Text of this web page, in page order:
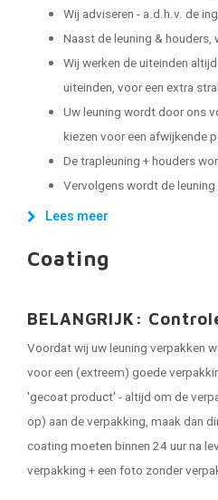
Wij adviseren - a.d.h.v. de
Naast de leuning &
Wij werken de uiteinden
uiteinden, voor een extra
Uw leuning wordt door ons
kiezen voor een afwijkende
De trapleuning + houders
Vervolgens wordt de
Lees meer
Coating
BELANGRIJK:
Voordat wij uw leuning verpakken
voor een (extreem) goede
'gecoat product' - altijd om de
op) aan de verpakking, maak dan
coating moeten binnen 24 uur na
verpakking + een foto zonder